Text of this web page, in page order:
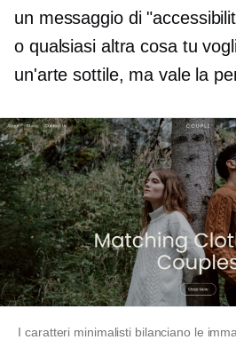
un messaggio di
o qualsiasi altra cosa tu
un'arte sottile, ma vale la
I caratteri minimalisti bilanciano le